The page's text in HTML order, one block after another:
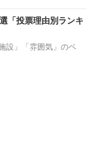
「投票理由別ランキ
設」「雰囲気」のベ